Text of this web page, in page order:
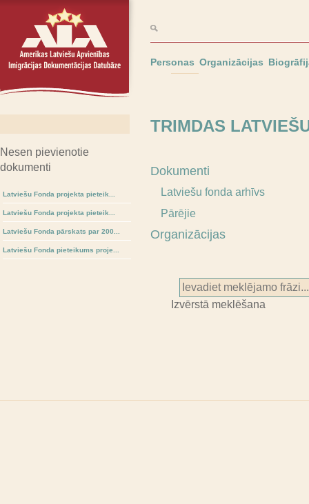
Personas Organizācijas
Nesen pievienotie
dokumenti
Latviešu Fonda projekta pieteik...
Latviešu Fonda projekta pieteik...
Latviešu Fonda pārskats par 200...
Latviešu Fonda pieteikums proje...
TRIMDAS
Dokumenti
Latviešu fonda arhīvs
Pārējie
Organizācijas
Izvērstā meklēšana